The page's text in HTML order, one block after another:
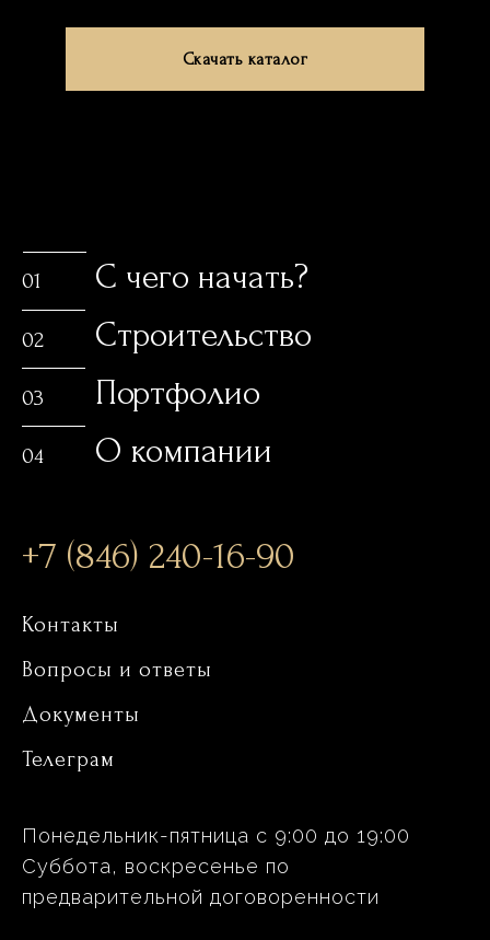
Скачать каталог
Портфолио
О компании
01
02
03
04
Строительство
С чего начать?
+7 (846) 240-16-90
Контакты
Вопросы и ответы
Телеграм
Документы
Понедельник-пятница с 9:00 до 19:00
Суббота, воскресенье по
предварительной договоренности